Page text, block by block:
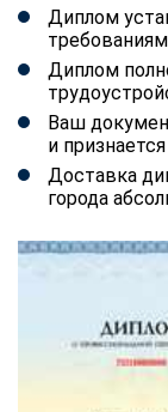
Диплом
Диплом
Ваш
и
Доставка
города